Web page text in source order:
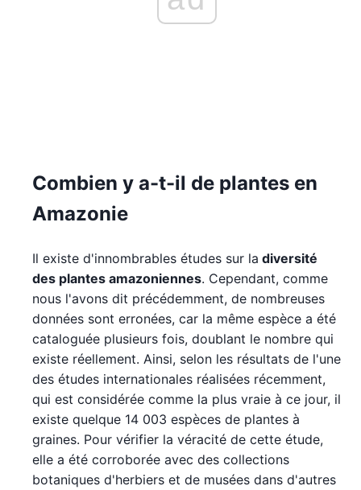
Combien y a-t-il de plantes en
Amazonie
Il existe d'innombrables études sur la diversité
des plantes amazoniennes. Cependant, comme
nous l'avons dit précédemment, de nombreuses
données sont erronées, car la même espèce a été
cataloguée plusieurs fois, doublant le nombre qui
existe réellement. Ainsi, selon les résultats de l'une
des études internationales réalisées récemment,
qui est considérée comme la plus vraie à ce jour, il
existe quelque 14 003 espèces de plantes à
graines. Pour vérifier la véracité de cette étude,
elle a été corroborée avec des collections
botaniques d'herbiers et de musées dans d'autres